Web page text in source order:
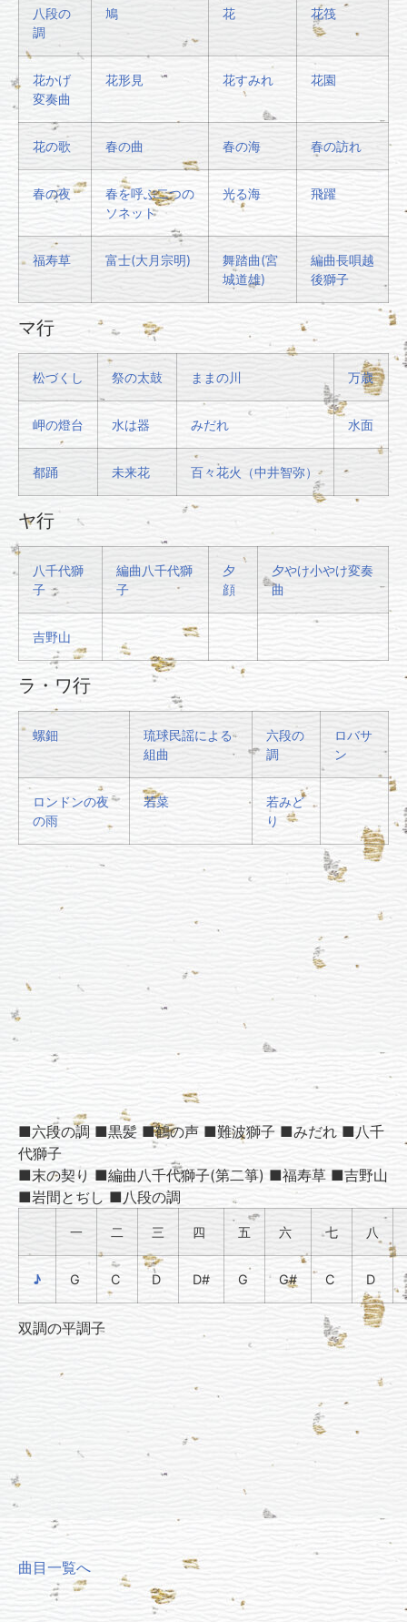
八段の
調
鳩 花 花筏
花かげ
変奏曲
花形見 花すみれ 花園
花の歌 春の曲 春の海 春の訪れ
春の夜
春を呼ぶ二つの
ソネット
光る海 飛躍
福寿草 富士(大月宗明)
舞踏曲(宮
城道雄)
編曲長唄越
後獅子
マ行
松づくし 祭の太鼓 ままの川 万歳
岬の燈台 水は器 みだれ 水面
都踊 未来花 百々花火（中井智弥）
ヤ行
八千代獅
子
編曲八千代獅
子
夕
顔
夕やけ小やけ変奏
曲
吉野山
ラ・ワ行
螺鈿
琉球民謡による
組曲
六段の
調
ロバサ
ン
ロンドンの夜
の雨
若菜
若みど
り
■六段の調 ■黒髪 ■鶴の声 ■難波獅子 ■みだれ ■八千
代獅子
■末の契り ■編曲八千代獅子(第二箏) ■福寿草 ■吉野山
■岩間とぢし ■八段の調
一 二 三 四 五 六 七 八
♪ G C D D# G G# C D
双調の平調子
曲目一覧へ